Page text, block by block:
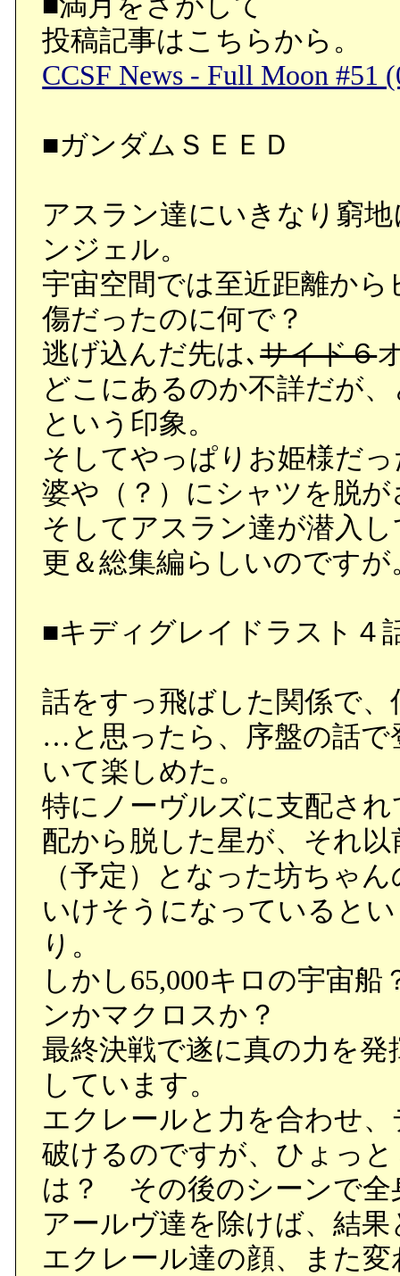
投稿記事はこちらから。
CCSF News - Full Moon #51
■ガンダムＳＥＥＤ
アスラン達にいきなり窮
ンジェル。
宇宙空間では至近距離か
傷だったのに何で？
逃げ込んだ先は､サイド６
どこにあるのか不詳だが
という印象。
そしてやっぱりお姫様だ
婆や（？）にシャツを脱
そしてアスラン達が潜入
更＆総集編らしいのですが
■キディグレイドラスト４
話をすっ飛ばした関係で
…と思ったら、序盤の話で
いて楽しめた。
特にノーヴルズに支配さ
配から脱した星が、それ
（予定）となった坊ちゃ
いけそうになっていると
り。
しかし65,000キロの宇宙
ンかマクロスか？
最終決戦で遂に真の力を
しています。
エクレールと力を合わせ
破けるのですが、ひょっ
は？ その後のシーンで全
アールヴ達を除けば、結
エクレール達の顔、また